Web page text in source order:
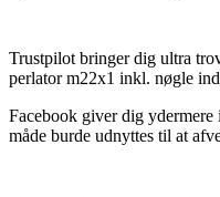
Trustpilot bringer dig ultra
perlator m22x1 inkl. nøgle
Facebook giver dig
måde burde udnyttes til at